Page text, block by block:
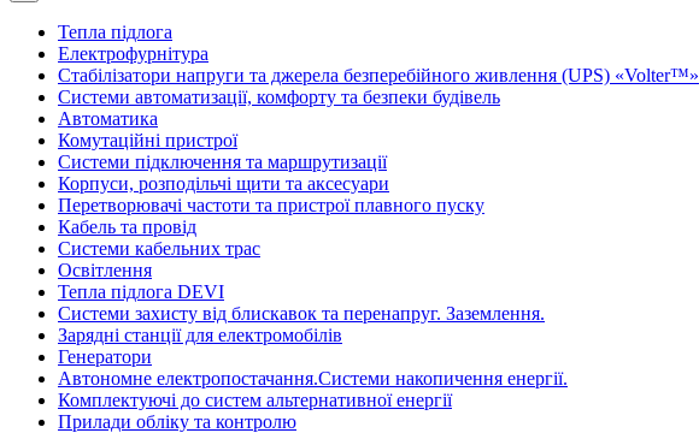
Тепла підлога
Електрофурнітура
Cтабілізатори напруги та джерела безперебійного живлення (UPS) «Volter™»
Системи автоматизації, комфорту та безпеки будівель
Автоматика
Комутаційні пристрої
Системи підключення та маршрутизації
Корпуси, розподільчі щити та аксесуари
Перетворювачі частоти та пристрої плавного пуску
Кабель та провід
Системи кабельних трас
Освітлення
Тепла підлога DEVI
Системи захисту від блискавок та перенапруг. Заземлення.
Зарядні станції для електромобілів
Генератори
Автономне електропостачання.Системи накопичення енергії.
Комплектуючі до систем альтернативної енергії
Прилади обліку та контролю